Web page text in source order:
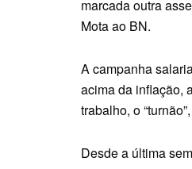
marcada outra
Mota ao BN.
A campanha
acima da inflação,
trabalho, o
Desde a última